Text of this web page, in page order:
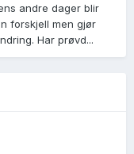
andre dager blir
forskjell men gjør
Har prøvd...